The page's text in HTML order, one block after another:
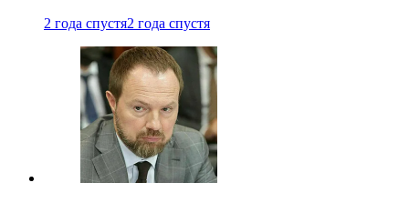
2 года спустя2 года спустя